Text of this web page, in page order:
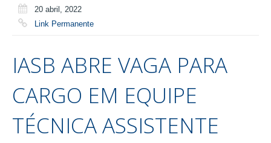
20 abril, 2022
Link Permanente
IASB ABRE VAGA PARA
CARGO EM EQUIPE
TÉCNICA ASSISTENTE